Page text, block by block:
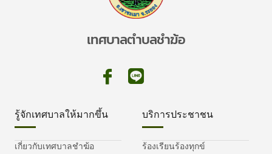
เทศบาลตำบลชำฆ้อ
รู้จักเทศบาลให้มากขึ้น
เกี่ยวกับเทศบาลชำฆ้อ
บริการประชาชน
ร้องเรียนร้องทุกข์